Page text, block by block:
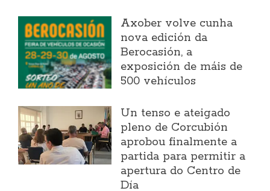
Axober volve cunha
nova edición da
Berocasión, a
exposición de máis de
500 vehículos
Un tenso e ateigado
pleno de Corcubión
aprobou finalmente a
partida para permitir a
apertura do Centro de
Día